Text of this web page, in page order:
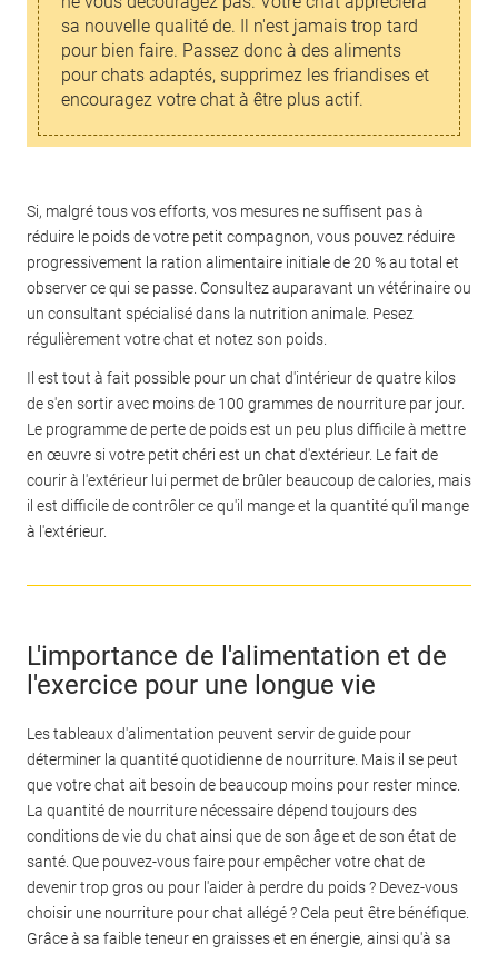
sa nouvelle qualité de. Il n'est jamais trop tard
pour bien faire. Passez donc à des aliments
pour chats adaptés, supprimez les friandises et
encouragez votre chat à être plus actif.
Si, malgré tous vos efforts, vos mesures ne suffisent pas à
réduire le poids de votre petit compagnon, vous pouvez réduire
progressivement la ration alimentaire initiale de 20 % au total et
observer ce qui se passe. Consultez auparavant un vétérinaire ou
un consultant spécialisé dans la nutrition animale. Pesez
régulièrement votre chat et notez son poids.
Il est tout à fait possible pour un chat d'intérieur de quatre kilos
de s'en sortir avec moins de 100 grammes de nourriture par jour.
Le programme de perte de poids est un peu plus difficile à mettre
en œuvre si votre petit chéri est un chat d'extérieur. Le fait de
courir à l'extérieur lui permet de brûler beaucoup de calories, mais
il est difficile de contrôler ce qu'il mange et la quantité qu'il mange
à l'extérieur.
L'importance de l'alimentation et de
l'exercice pour une longue vie
Les tableaux d'alimentation peuvent servir de guide pour
déterminer la quantité quotidienne de nourriture. Mais il se peut
que votre chat ait besoin de beaucoup moins pour rester mince.
La quantité de nourriture nécessaire dépend toujours des
conditions de vie du chat ainsi que de son âge et de son état de
santé. Que pouvez-vous faire pour empêcher votre chat de
devenir trop gros ou pour l'aider à perdre du poids ? Devez-vous
choisir une nourriture pour chat allégé ? Cela peut être bénéfique.
Grâce à sa faible teneur en graisses et en énergie, ainsi qu'à sa